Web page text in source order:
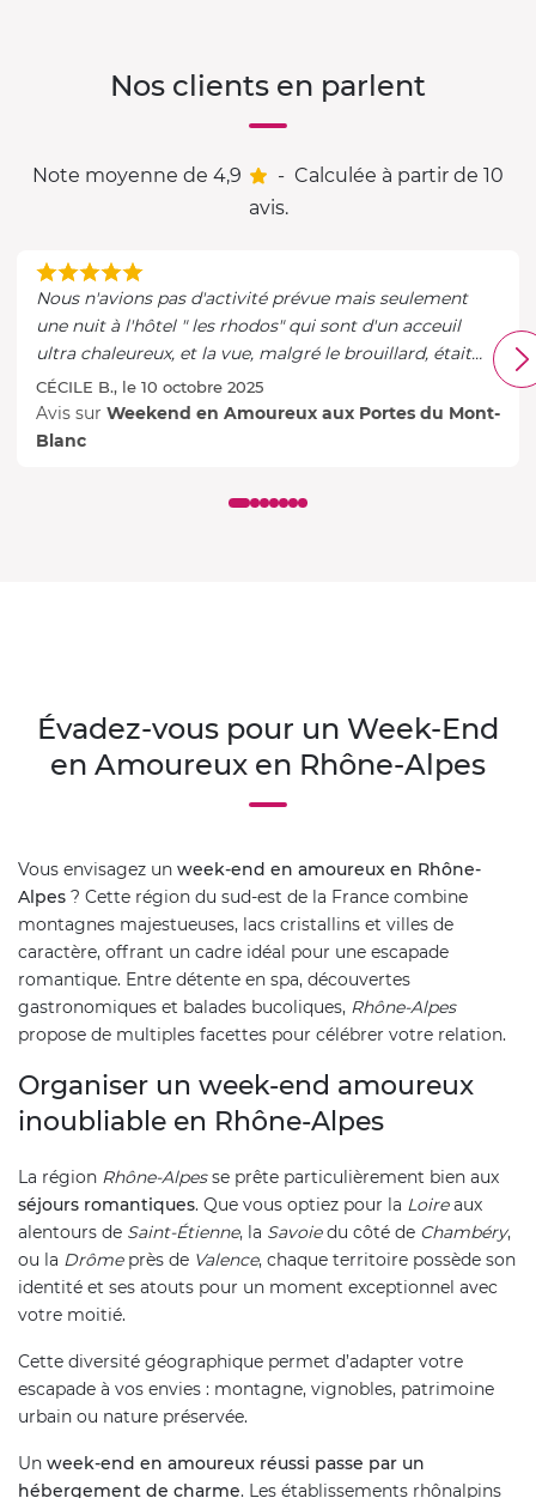
Nos clients en parlent
Note moyenne de 4,9 - Calculée à partir de 10
avis.
Nous n'avions pas d'activité prévue mais seulement
une nuit à l'hôtel " les rhodos" qui sont d'un acceuil
ultra chaleureux, et la vue, malgré le brouillard, était
très belle
CÉCILE B., le 10 octobre 2025
Avis sur Weekend en Amoureux aux Portes du Mont-
Blanc
Évadez-vous pour un Week-End
en Amoureux en Rhône-Alpes
Vous envisagez un week-end en amoureux en Rhône-
Alpes ? Cette région du sud-est de la France combine
montagnes majestueuses, lacs cristallins et villes de
caractère, offrant un cadre idéal pour une escapade
romantique. Entre détente en spa, découvertes
gastronomiques et balades bucoliques, Rhône-Alpes
propose de multiples facettes pour célébrer votre relation.
Organiser un week-end amoureux
inoubliable en Rhône-Alpes
La région Rhône-Alpesse prête particulièrement bien aux
séjours romantiques. Que vous optiez pour la Loireaux
alentours de Saint-Étienne, la Savoiedu côté de Chambéry,
ou la Drômeprès de Valence, chaque territoire possède son
identité et ses atouts pour un moment exceptionnel avec
votre moitié.
Cette diversité géographique permet d’adapter votre
escapade à vos envies : montagne, vignobles, patrimoine
urbain ou nature préservée.
Un week-end en amoureux réussi passe par un
hébergement de charme. Les établissements rhônalpins